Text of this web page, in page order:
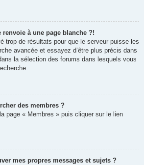
renvoie à une page blanche ?!
trop de résultats pour que le serveur puisse les
avancée et essayez d’être plus précis dans
la sélection des forums dans lesquels vous
des membres ?
page « Membres » puis cliquer sur le lien
mes propres messages et sujets ?